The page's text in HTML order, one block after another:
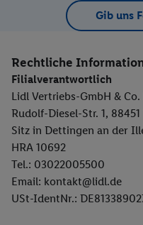
Gib uns
Rechtliche
Filialverantwortlich
Lidl Vertriebs-GmbH &
Rudolf-Diesel-Str. 1,
Sitz in Dettingen an der
HRA 10692
Tel.: 03022005500
Email: kontakt@lidl.de
USt-IdentNr.: